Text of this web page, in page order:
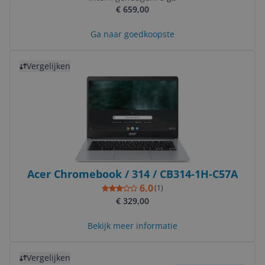
€ 659,00
Ga naar goedkoopste
Vergelijken
Acer Chromebook / 314 / CB314-1H-C57A
6.0(1)
€ 329,00
Bekijk meer informatie
Vergelijken